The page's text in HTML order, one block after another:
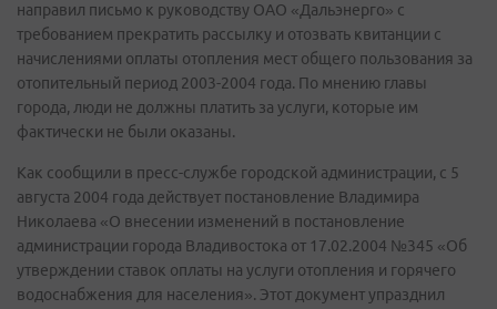
направил письмо к руководству ОАО «Дальэнерго» с
требованием прекратить рассылку и отозвать квитанции с
начислениями оплаты отопления мест общего пользования за
отопительный период 2003-2004 года. По мнению главы
города, люди не должны платить за услуги, которые им
фактически не были оказаны.
Как сообщили в пресс-службе городской администрации, с 5
августа 2004 года действует постановление Владимира
Николаева «О внесении изменений в постановление
администрации города Владивостока от 17.02.2004 №345 «Об
утверждении ставок оплаты на услуги отопления и горячего
водоснабжения для населения». Этот документ упразднил